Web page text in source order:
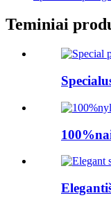
Teminiai